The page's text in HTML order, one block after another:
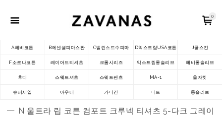
0
A헤비코튼 B에센셜피마스판 C밸런스드수피마 D익스트림USA코튼 J쿨스킨
F소로나코튼 레이어드티셔츠 크롭시리즈 익스트림롱슬리브 헤비롱슬리브
후디 스웨트셔츠 스웨트팬츠 MA-1 울자켓
슈퍼세일 아우터 가디건 니트 롱슬리브
N 울트라 립 코튼 컴포트 크루넥 티셔츠 5-다크 그레이